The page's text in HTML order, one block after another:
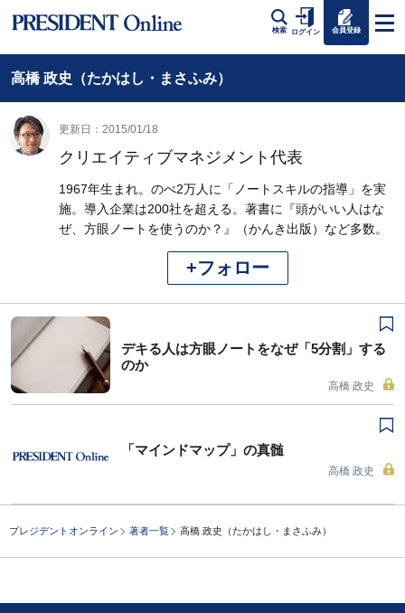
検索 ログイン 会員登録
高橋 政史（たかはし・まさふみ）
更新日：2015/01/18
クリエイティブマネジメント代表
1967年生まれ。のべ2万人に「ノートスキルの指導」を実
施。導入企業は200社を超える。著書に『頭がいい人はな
ぜ、方眼ノートを使うのか？』（かんき出版）など多数。
+フォロー
デキる人は方眼ノートをなぜ「5分割」する
のか
高橋 政史
「マインドマップ」の真髄
高橋 政史
プレジデントオンライン 著者一覧 高橋 政史（たかはし・まさふみ）